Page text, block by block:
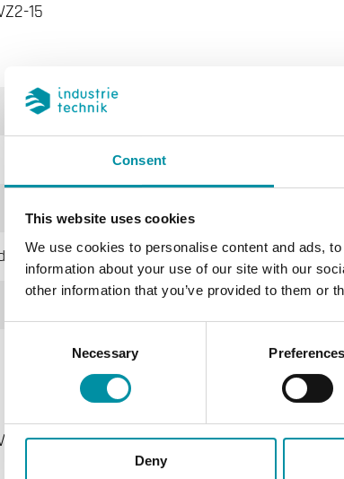
Consent
This website uses cookies
We use cookies to personalise content and ads,
information about your use of our site with our
other information that you’ve provided to them or
Necessary Preferences
Deny
15
Valvole di Regolazione a 2/3 Vie con